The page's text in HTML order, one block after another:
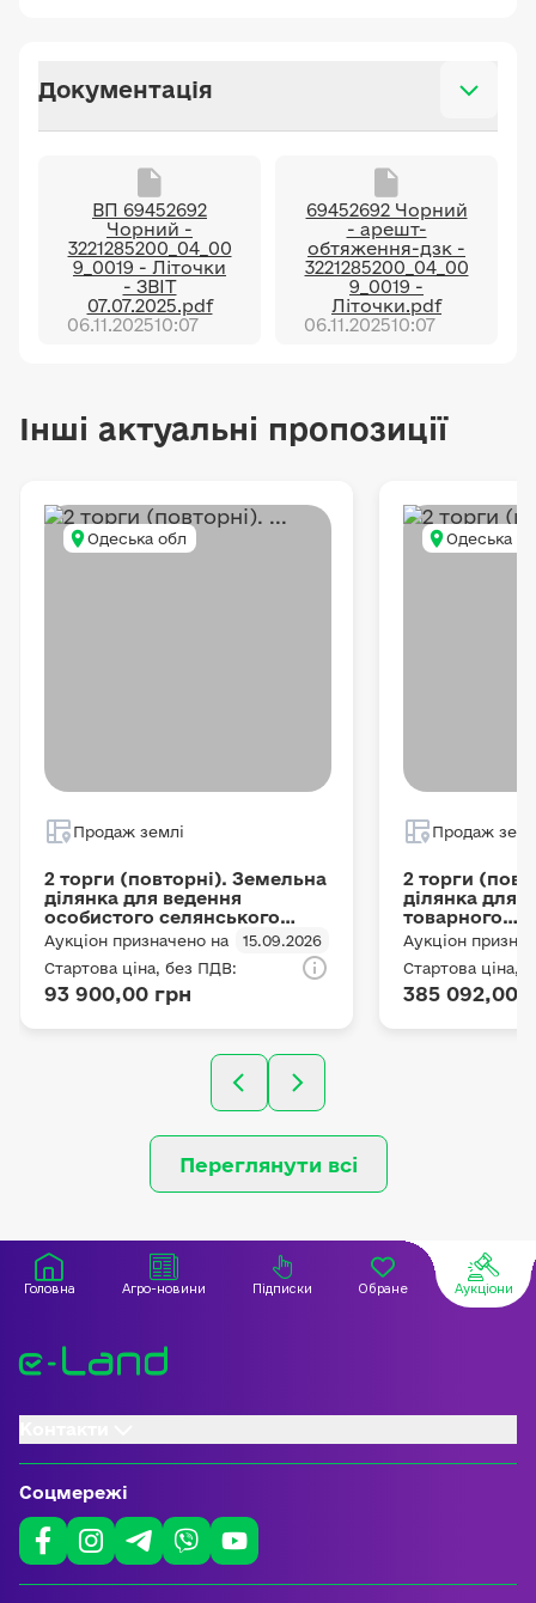
Документація
ВП 69452692
Чорний -
3221285200_04_00
9_0019 - Літочки
- ЗВІТ
07.07.2025.pdf
06.11.202510:07
69452692 Чорний
- арешт-
обтяження-дзк -
3221285200_04_00
9_0019 -
Літочки.pdf
06.11.202510:07
Інші актуальні пропозиції
Одеська обл
Продаж землі
2 торги (повторні). Земельна
ділянка для ведення
особистого селянського
господарства, площею 1.5 га
кадастровий номер
5124584900:01:002:0737
Аукціон призначено на
15.09.2026
Стартова ціна, без ПДВ:
93 900,00 грн
Одеська
Продаж
2 торги
ділянка для
товарного
га
Аукціон
Стартова ціна,
385 092,00
Переглянути всі
Головна Агро-новини Підписки Обране Аукціони
Соцмережі